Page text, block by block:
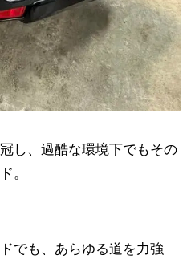
し、過酷な環境下でもその
。
でも、あらゆる道を力強